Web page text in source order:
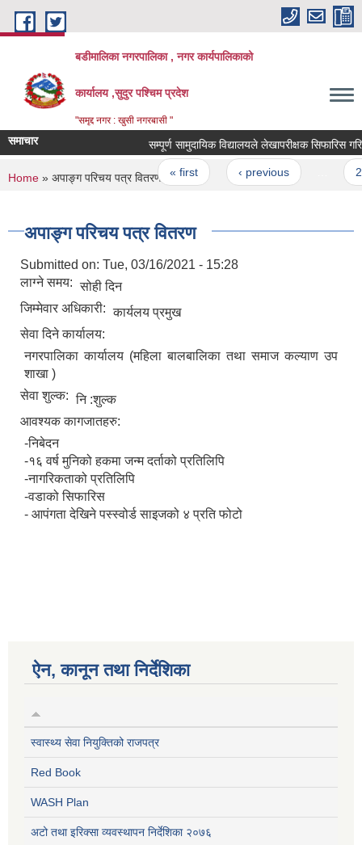
Skip to main content
बडीमालिका नगरपालिका , नगर कार्यपालिकाको
कार्यालय ,सुदुर पश्चिम प्रदेश
"समृद्द नगर : खुसी नगरबासी "
समाचार सम्पूर्ण सामुदायिक विद्यालयले लेखापरीक्षक सिफारिस गरि
Pages
« first ‹ previous
You are here
Home » अपाङ्ग परिचय पत्र वितरण
अपाङ्ग परिचय पत्र वितरण
Submitted on: Tue, 03/16/2021 - 15:28
लाग्ने समय: सोही दिन
जिम्मेवार अधिकारी: कार्यलय प्रमुख
सेवा दिने कार्यालय:
नगरपालिका कार्यालय (महिला बालबालिका तथा समाज कल्याण उप
शाखा )
सेवा शुल्क: नि :शुल्क
आवश्यक कागजातहरु:
-निबेदन
-१६ वर्ष मुनिको हकमा जन्म दर्ताको प्रतिलिपि
-नागरिकताको प्रतिलिपि
-वडाको सिफारिस
- आपंगता देखिने पस्स्वोर्ड साइजको ४ प्रति फोटो
ऐन, कानून तथा निर्देशिका
स्वास्थ्य सेवा नियुक्तिको राजपत्र
Red Book
WASH Plan
अटो तथा इरिक्सा व्यवस्थापन निर्देशिका २०७६